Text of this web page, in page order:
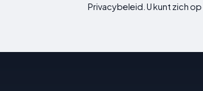
Privacybeleid. U kunt zich